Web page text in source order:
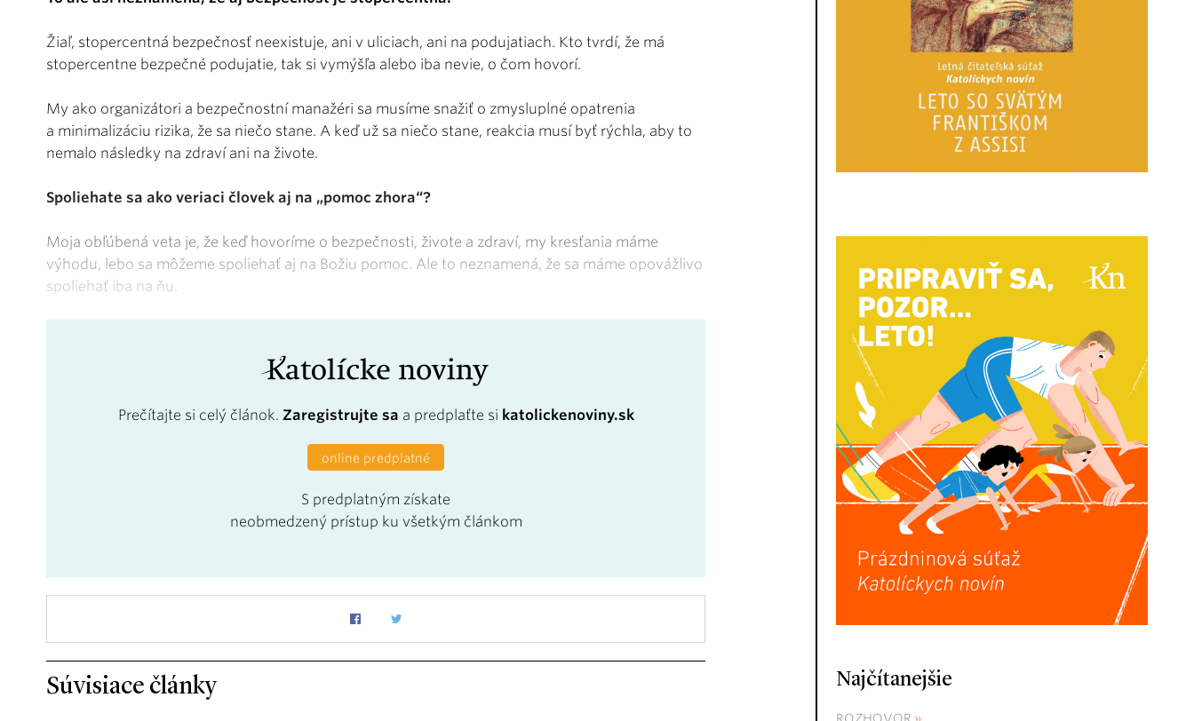
Žiaľ, stopercentná bezpečnosť neexistuje, ani v uliciach, ani na podujatiach. Kto tvrdí, že má
stopercentne bezpečné podujatie, tak si vymýšľa alebo iba nevie, o čom hovorí.
My ako organizátori a bezpečnostní manažéri sa musíme snažiť o zmysluplné opatrenia
a minimalizáciu rizika, že sa niečo stane. A keď už sa niečo stane, reakcia musí byť rýchla, aby to
nemalo následky na zdraví ani na živote.
Spoliehate sa ako veriaci človek aj na „pomoc zhora“?
Moja obľúbená veta je, že keď hovoríme o bezpečnosti, živote a zdraví, my kresťania máme
výhodu, lebo sa môžeme spoliehať aj na Božiu pomoc. Ale to neznamená, že sa máme opovážlivo
spoliehať iba na ňu.
Prečítajte si celý článok. Zaregistrujte sa a predplaťte si katolickenoviny.sk
online predplatné
S predplatným získate
neobmedzený prístup ku všetkým článkom
Súvisiace články Najčítanejšie